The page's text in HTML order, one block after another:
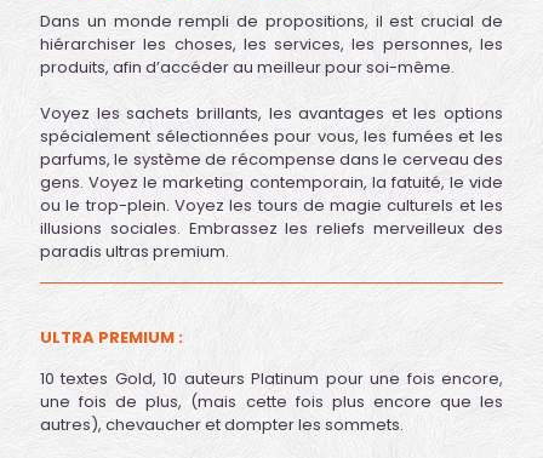
Dans un monde rempli de propositions, il est crucial de
hiérarchiser les choses, les services, les personnes, les
produits, afin d’accéder au meilleur pour soi-même.
Voyez les sachets brillants, les avantages et les options
spécialement sélectionnées pour vous, les fumées et les
parfums, le système de récompense dans le cerveau des
gens. Voyez le marketing contemporain, la fatuité, le vide
ou le trop-plein. Voyez les tours de magie culturels et les
illusions sociales. Embrassez les reliefs merveilleux des
paradis ultras premium.
ULTRA PREMIUM :
10 textes Gold, 10 auteurs Platinum pour une fois encore,
une fois de plus, (mais cette fois plus encore que les
autres), chevaucher et dompter les sommets.